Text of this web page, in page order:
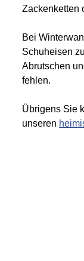
Zackenketten
Bei
Schuheisen
Abrutschen
fehlen.
Übrigens Sie
unseren